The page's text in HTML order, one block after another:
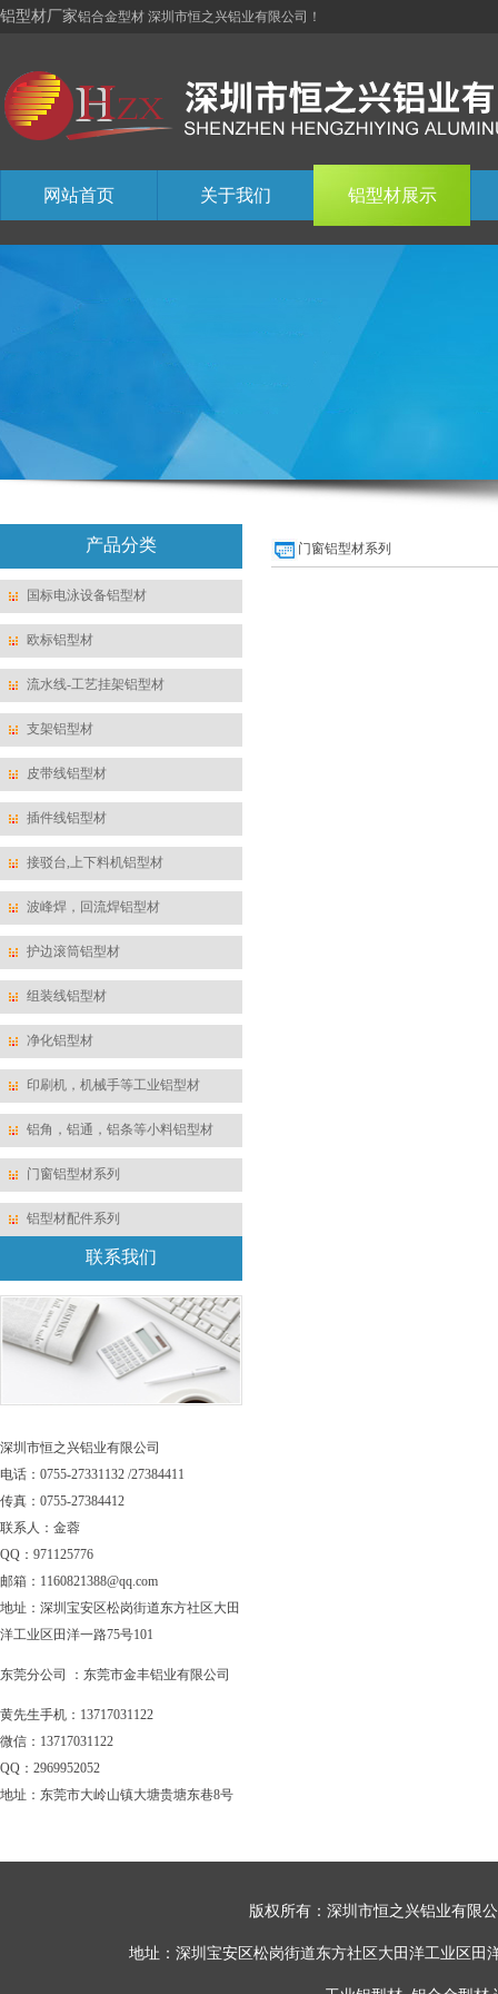
铝型材厂家铝合金型材 深圳市恒之兴铝业有限公司！
网站首页 关于我们 铝型材展示
产品分类
国标电泳设备铝型材
欧标铝型材
流水线-工艺挂架铝型材
支架铝型材
皮带线铝型材
插件线铝型材
接驳台,上下料机铝型材
波峰焊，回流焊铝型材
护边滚筒铝型材
组装线铝型材
净化铝型材
印刷机，机械手等工业铝型材
铝角，铝通，铝条等小料铝型材
门窗铝型材系列
铝型材配件系列
联系我们
深圳市恒之兴铝业有限公司
电话：0755-27331132 /27384411
传真：0755-27384412
联系人：金蓉
QQ：971125776
邮箱：1160821388@qq.com
地址：深圳宝安区松岗街道东方社区大田
洋工业区田洋一路75号101
东莞分公司 ：东莞市金丰铝业有限公司
黄先生手机：13717031122
微信：13717031122
QQ：2969952052
地址：东莞市大岭山镇大塘贵塘东巷8号
门窗铝型材系列
版权所有：深圳市恒之兴铝业有限
地址：深圳宝安区松岗街道东方社区大田洋工业区田